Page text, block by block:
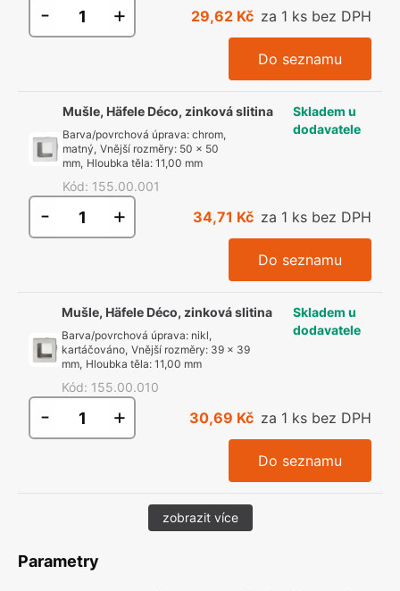
- + 29,62 Kč za 1 ks bez DPH
Do seznamu
Mušle, Häfele Déco, zinková slitina
Barva/povrchová úprava:chrom,
matný, Vnější rozměry: 50 x 50
mm, Hloubka těla:11,00 mm
Kód: 155.00.001
Skladem u
dodavatele
- + 34,71 Kč za 1 ks bez DPH
Do seznamu
Mušle, Häfele Déco, zinková slitina
Barva/povrchová úprava: nikl,
kartáčováno, Vnější rozměry: 39 x 39
mm, Hloubka těla:11,00 mm
Kód: 155.00.010
Skladem u
dodavatele
- + 30,69 Kč za 1 ks bez DPH
Do seznamu
zobrazit více
Parametry